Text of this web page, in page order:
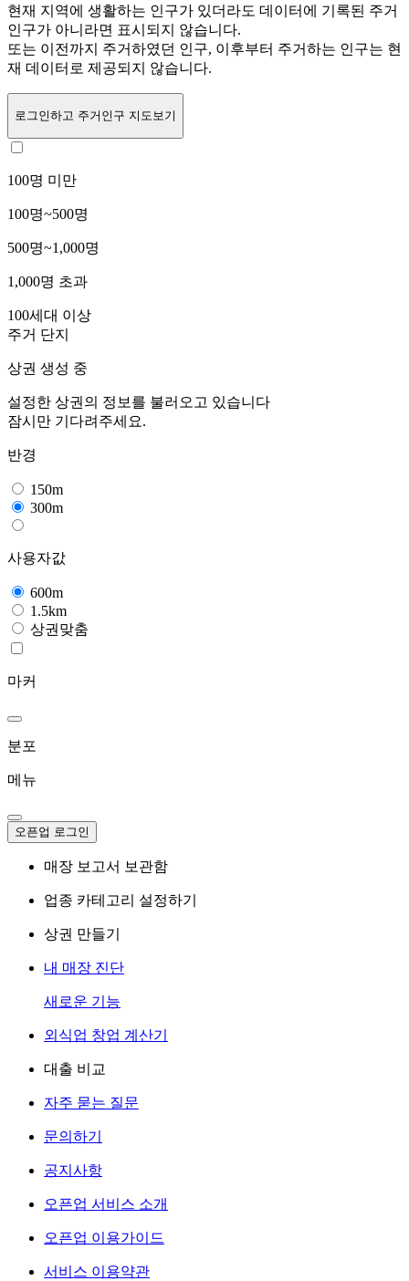
현재 지역에 생활하는 인구가 있더라도 데이터에 기록된 주거
인구가 아니라면 표시되지 않습니다.
또는 이전까지 주거하였던 인구, 이후부터 주거하는 인구는 현
재 데이터로 제공되지 않습니다.
로그인하고 주거인구 지도보기
100명 미만
100명~500명
500명~1,000명
1,000명 초과
100세대 이상
주거 단지
상권 생성 중
설정한 상권의 정보를 불러오고 있습니다
잠시만 기다려주세요.
반경
150m
300m
사용자값
600m
1.5km
상권맞춤
마커
분포
메뉴
오픈업 로그인
매장 보고서 보관함
업종 카테고리 설정하기
상권 만들기
내 매장 진단
새로운 기능
외식업 창업 계산기
대출 비교
자주 묻는 질문
문의하기
공지사항
오픈업 서비스 소개
오픈업 이용가이드
서비스 이용약관